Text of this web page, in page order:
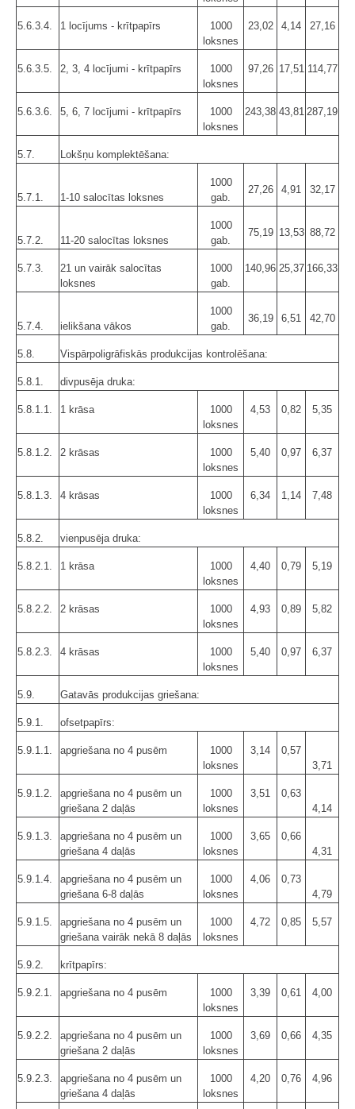
5.6.3.4. 1 locījums - krītpapīrs
1000
loksnes
23,02 4,14 27,16
5.6.3.5. 2, 3, 4 locījumi - krītpapīrs
1000
loksnes
97,26 17,51 114,77
5.6.3.6. 5, 6, 7 locījumi - krītpapīrs
1000
loksnes
243,38 43,81 287,19
5.7. Lokšņu komplektēšana:
5.7.1. 1-10 salocītas loksnes
1000
gab.
27,26 4,91 32,17
5.7.2. 11-20 salocītas loksnes
1000
gab.
75,19 13,53 88,72
5.7.3.
21 un vairāk salocītas
loksnes
1000
gab.
140,96 25,37 166,33
5.7.4. ielikšana vākos
1000
gab.
36,19 6,51 42,70
5.8. Vispārpoligrāfiskās produkcijas kontrolēšana:
5.8.1. divpusēja druka:
5.8.1.1. 1 krāsa
1000
loksnes
4,53 0,82 5,35
5.8.1.2. 2 krāsas
1000
loksnes
5,40 0,97 6,37
5.8.1.3. 4 krāsas
1000
loksnes
6,34 1,14 7,48
5.8.2. vienpusēja druka:
5.8.2.1. 1 krāsa
1000
loksnes
4,40 0,79 5,19
5.8.2.2. 2 krāsas
1000
loksnes
4,93 0,89 5,82
5.8.2.3. 4 krāsas
1000
loksnes
5,40 0,97 6,37
5.9. Gatavās produkcijas griešana:
5.9.1. ofsetpapīrs:
5.9.1.1. apgriešana no 4 pusēm
1000
loksnes
3,14
0,57
3,71
5.9.1.2.
apgriešana no 4 pusēm un
griešana 2 daļās
1000
loksnes
3,51
0,63
4,14
5.9.1.3.
apgriešana no 4 pusēm un
griešana 4 daļās
1000
loksnes
3,65
0,66
4,31
5.9.1.4.
apgriešana no 4 pusēm un
griešana 6-8 daļās
1000
loksnes
4,06
0,73
4,79
5.9.1.5.
apgriešana no 4 pusēm un
griešana vairāk nekā 8 daļās
1000
loksnes
4,72 0,85 5,57
5.9.2. krītpapīrs:
5.9.2.1. apgriešana no 4 pusēm
1000
loksnes
3,39 0,61 4,00
5.9.2.2.
apgriešana no 4 pusēm un
griešana 2 daļās
1000
loksnes
3,69 0,66 4,35
5.9.2.3.
apgriešana no 4 pusēm un
griešana 4 daļās
1000
loksnes
4,20 0,76 4,96